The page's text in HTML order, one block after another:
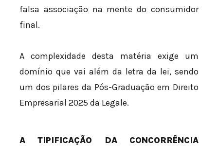
falsa associação na mente do consumidor
final.
A complexidade desta matéria exige um
domínio que vai além da letra da lei, sendo
um dos pilares da Pós-Graduação em Direito
Empresarial 2025 da Legale.
A TIPIFICAÇÃO DA CONCORRÊNCIA